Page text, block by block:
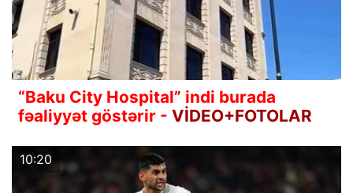
“Baku City Hospital” indi burada
fəaliyyət göstərir - VİDEO+FOTOLAR
10:20